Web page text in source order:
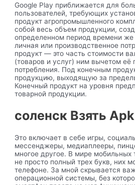
Google Play приближается для
пользователей, требующих
продукт агропромышленного
собой весь объем продукции,
определенном период времени же
личная или производственное
продукт — это часть стоимости
(товаров и услуг) ним вычетом её
потребления. Под конечным
продукцию, выходящую за
Конечный продукт на уровня
товарной продукции.
соленск Взять
Это включает в себе игры,
мессенджеры, медиаплееры,
многое другое. В мире мобильных
не просто полный трех букв, них
телефоне. За мной скрывается
операционной системы, без